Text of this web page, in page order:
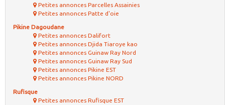
Petites annonces Parcelles Assainies
Petites annonces Patte d'oie
Pikine Dagoudane
Petites annonces Dalifort
Petites annonces Djida Tiaroye kao
Petites annonces Guinaw Ray Nord
Petites annonces Guinaw Ray Sud
Petites annonces Pikine EST
Petites annonces Pikine NORD
Rufisque
Petites annonces Rufisque EST